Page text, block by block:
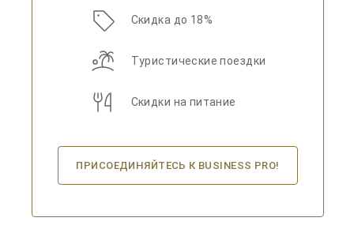
Скидка до 18%
Туристические поездки
Скидки на питание
ПРИСОЕДИНЯЙТЕСЬ К BUSINESS PRO!